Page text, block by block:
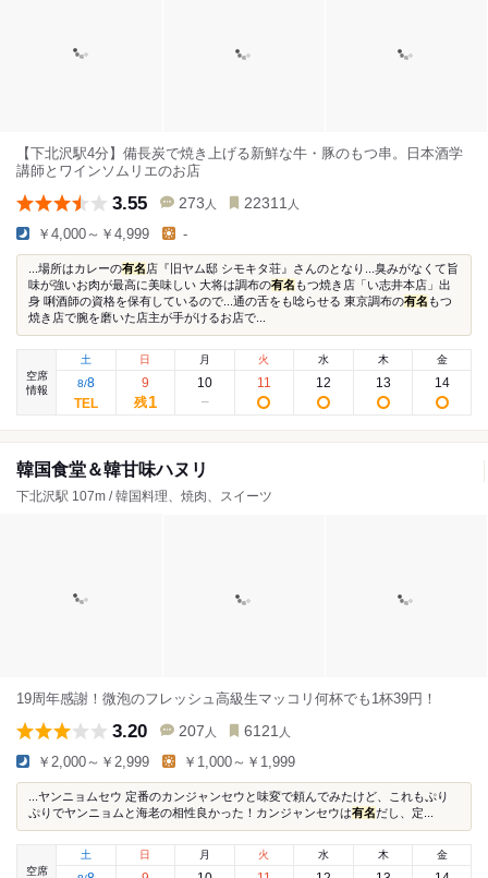
【下北沢駅4分】備長炭で焼き上げる新鮮な牛・豚のもつ串。日本酒学
講師とワインソムリエのお店
3.55 273 人 22311 人
￥4,000～￥4,999 -
...場所はカレーの有名店『旧ヤム邸 シモキタ荘』さんのとなり...臭みがなくて旨
味が強いお肉が最高に美味しい 大将は調布の有名 もつ焼き店「い志井本店」出
身 唎酒師の資格を保有しているので...通の舌をも唸らせる 東京調布の有名 もつ
焼き店で腕を磨いた店主が手がけるお店で...
空席
情報
土
8/8
日
9
残1
月
10
火
11
水
12
木
13
金
14
韓国食堂＆韓甘味ハヌリ
下北沢駅 107m / 韓国料理、焼肉、スイーツ
19周年感謝！微泡のフレッシュ高級生マッコリ何杯でも1杯39円！
3.20 207 人 6121 人
￥2,000～￥2,999 ￥1,000～￥1,999
...ヤンニョムセウ 定番のカンジャンセウと味変で頼んでみたけど、これもぷり
ぷりでヤンニョムと海老の相性良かった！カンジャンセウは有名だし、定...
空席
土
日 月 火 水 木 金